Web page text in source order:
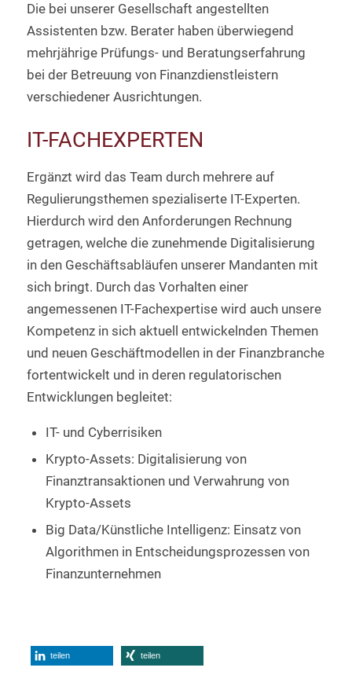
Die bei unserer Gesellschaft angestellten
Assistenten bzw. Berater haben überwiegend
mehrjährige Prüfungs- und Beratungserfahrung
bei der Betreuung von Finanzdienstleistern
verschiedener Ausrichtungen.
IT-FACHEXPERTEN
Ergänzt wird das Team durch mehrere auf
Regulierungsthemen spezialiserte IT-Experten.
Hierdurch wird den Anforderungen Rechnung
getragen, welche die zunehmende Digitalisierung
in den Geschäftsabläufen unserer Mandanten mit
sich bringt. Durch das Vorhalten einer
angemessenen IT-Fachexpertise wird auch unsere
Kompetenz in sich aktuell entwickelnden Themen
und neuen Geschäftmodellen in der Finanzbranche
fortentwickelt und in deren regulatorischen
Entwicklungen begleitet:
IT- und Cyberrisiken
Krypto-Assets: Digitalisierung von
Finanztransaktionen und Verwahrung von
Krypto-Assets
Big Data/Künstliche Intelligenz: Einsatz von
Algorithmen in Entscheidungsprozessen von
Finanzunternehmen
teilen teilen